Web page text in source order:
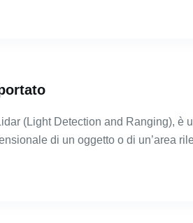
(Light Detection and Ranging), è
di un oggetto o di un’area